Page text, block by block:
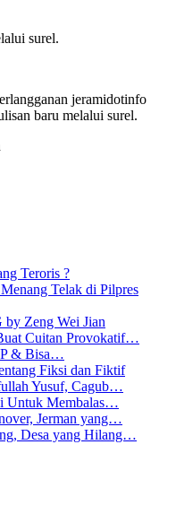
surel.
jeramidotinfo
baru melalui surel.
Teroris ?
Telak di Pilpres
Zeng Wei Jian
Cuitan Provokatif…
& Bisa…
Fiksi dan Fiktif
Yusuf, Cagub…
Untuk Membalas…
Jerman yang…
Desa yang Hilang…